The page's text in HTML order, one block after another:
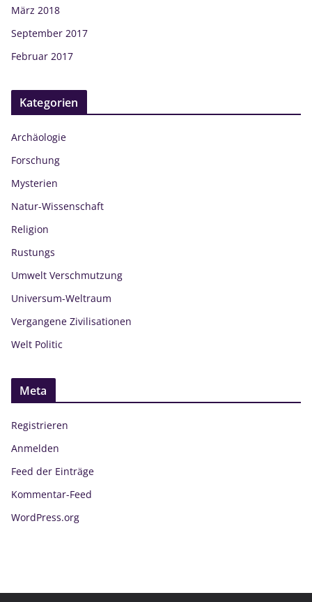
März 2018
September 2017
Februar 2017
Kategorien
Archäologie
Forschung
Mysterien
Natur-Wissenschaft
Religion
Rustungs
Umwelt Verschmutzung
Universum-Weltraum
Vergangene Zivilisationen
Welt Politic
Meta
Registrieren
Anmelden
Feed der Einträge
Kommentar-Feed
WordPress.org